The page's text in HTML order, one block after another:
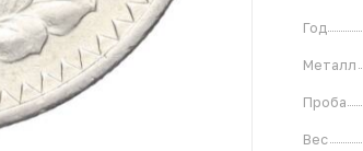
Год
Металл
Проба
Вес